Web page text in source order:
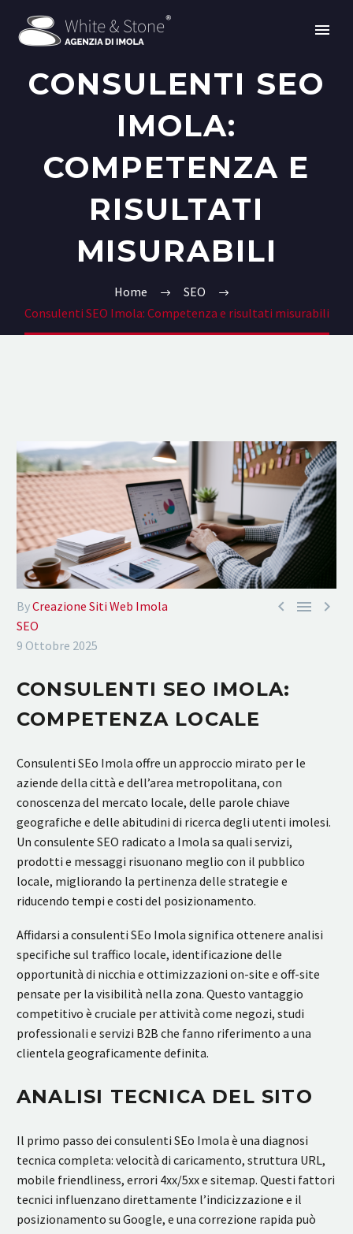
CONSULENTI SEO
IMOLA:
COMPETENZA E
RISULTATI
MISURABILI
Home
SEO
Consulenti SEO Imola: Competenza e risultati misurabili
  
ByCreazione Siti Web Imola
SEO
9 Ottobre 2025
CONSULENTI SEO IMOLA:
COMPETENZA LOCALE
Consulenti SEo Imola offre un approccio mirato per le
aziende della città e dell’area metropolitana, con
conoscenza del mercato locale, delle parole chiave
geografiche e delle abitudini di ricerca degli utenti imolesi.
Un consulente SEO radicato a Imola sa quali servizi,
prodotti e messaggi risuonano meglio con il pubblico
locale, migliorando la pertinenza delle strategie e
riducendo tempi e costi del posizionamento.
Affidarsi a consulenti SEo Imola significa ottenere analisi
specifiche sul traffico locale, identificazione delle
opportunità di nicchia e ottimizzazioni on-site e off-site
pensate per la visibilità nella zona. Questo vantaggio
competitivo è cruciale per attività come negozi, studi
professionali e servizi B2B che fanno riferimento a una
clientela geograficamente definita.
ANALISI TECNICA DEL SITO
Il primo passo dei consulenti SEo Imola è una diagnosi
tecnica completa: velocità di caricamento, struttura URL,
mobile friendliness, errori 4xx/5xx e sitemap. Questi fattori
tecnici influenzano direttamente l’indicizzazione e il
posizionamento su Google, e una correzione rapida può